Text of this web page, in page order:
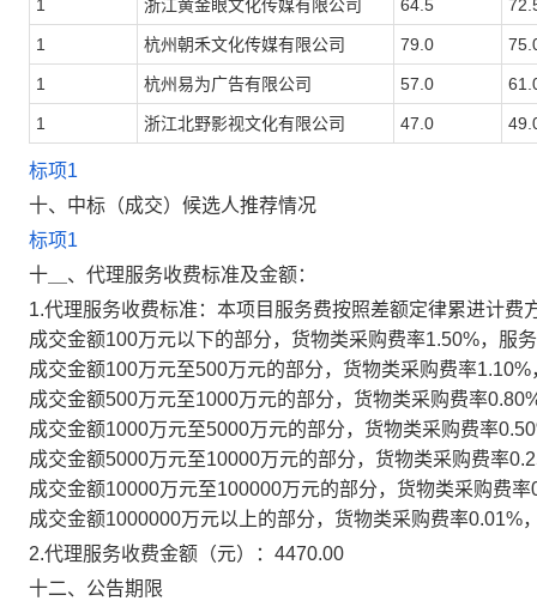
1 浙江黄金眼文化传媒有限公司 64.5
1 杭州朝禾文化传媒有限公司 79.0
1 杭州易为广告有限公司 57.0
1 浙江北野影视文化有限公司 47.0
标项1
十、中标（成交）候选人推荐情况
标项1
十＿、代理服务收费标准及金额：
1.代理服务收费标准： 本项目服务费按照差额定律累进计费
成交金额100万元以下的部分，货物类采购费率1.50%，服
成交金额100万元至500万元的部分，货物类采购费率
成交金额500万元至1000万元的部分，货物类采购费率
成交金额1000万元至5000万元的部分，货物类采购费率
成交金额5000万元至10000万元的部分，货物类采购费率
成交金额10000万元至100000万元的部分，货物类采购费
成交金额1000000万元以上的部分，货物类采购费率0.01%
2.代理服务收费金额（元）： 4470.00
十二、公告期限